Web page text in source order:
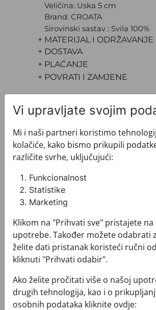
Veličina: Uska 5 cm
Brand: CROATA
Sirovinski sastav : Svila 100%
+ MATERIJAL I ODRŽAVANJE
+ DOSTAVA
+ PLAĆANJE
+ POVRATI I ZAMJENE
Pogledajte i ovo
Vi upravljate svojim
Mi i naši partneri koristimo
kolačiće, kako bismo prikupili
različite svrhe, uključujući:
Funkcionalnost
Statistike
Marketing
Klikom na "Prihvati sve" pristajete na
upotrebe. Također možete odabrati
želite dati pristanak koristeći ručni
kliknuti "Prihvati odabir".
Ako želite pročitati više o našoj
drugih tehnologija, kao i o
osobnih podataka kliknite ovdje: